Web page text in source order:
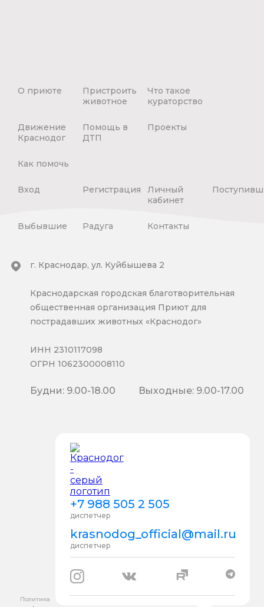
О приюте
Пристроить
животное
Что такое
кураторство
Движение
Краснодог
Помощь в
ДТП
Проекты
Как помочь
Вход Регистрация
Личный
кабинет
Выбывшие Радуга Контакты
+7 988 505 2 505
диспетчер
krasnodog_official@mail.ru
диспетчер
г. Краснодар, ул. Куйбышева 2
Краснодарская городская благотворительная
общественная организация Приют для
пострадавших животных «Краснодог»
ИНН 2310117098
ОГРН 1062300008110
Будни: 9.00-18.00 Выходные: 9.00-17.00
Политика